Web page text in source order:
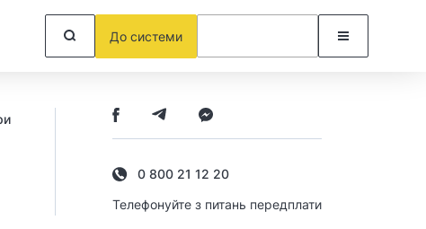
До системи
0 800 21 12 20
Телефонуйте з питань передплати